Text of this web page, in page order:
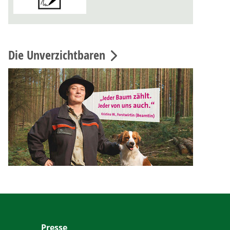
Die Unverzichtbaren
Presse